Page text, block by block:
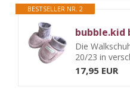
BESTSELLER NR. 2
Die
20/23 in
17,95 EUR